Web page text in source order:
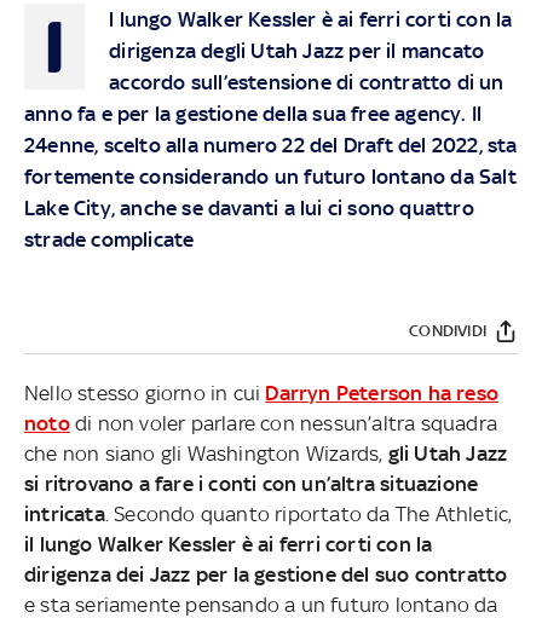
I
l lungo Walker Kessler è ai ferri corti con la
dirigenza degli Utah Jazz per il mancato
accordo sull’estensione di contratto di un
anno fa e per la gestione della sua free agency. Il
24enne, scelto alla numero 22 del Draft del 2022, sta
fortemente considerando un futuro lontano da Salt
Lake City, anche se davanti a lui ci sono quattro
strade complicate
CONDIVIDI
Nello stesso giorno in cui Darryn Peterson ha reso
notodi non voler parlare con nessun’altra squadra
che non siano gli Washington Wizards, gli Utah Jazz
si ritrovano a fare i conti con un’altra situazione
intricata. Secondo quanto riportato da The Athletic,
il lungo Walker Kessler è ai ferri corti con la
dirigenza dei Jazz per la gestione del suo contratto
e sta seriamente pensando a un futuro lontano da